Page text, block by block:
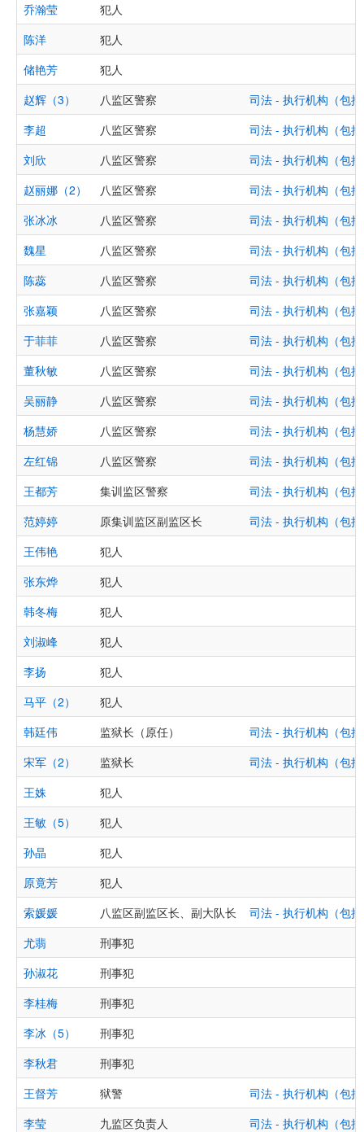
乔瀚莹
犯人
陈洋
犯人
储艳芳
犯人
赵辉（3）
八监区警察
司法 - 执行机构（包
李超
八监区警察
司法 - 执行机构（包
刘欣
八监区警察
司法 - 执行机构（包
赵丽娜（2）
八监区警察
司法 - 执行机构（包
张冰冰
八监区警察
司法 - 执行机构（包
魏星
八监区警察
司法 - 执行机构（包
陈蕊
八监区警察
司法 - 执行机构（包
张嘉颖
八监区警察
司法 - 执行机构（包
于菲菲
八监区警察
司法 - 执行机构（包
董秋敏
八监区警察
司法 - 执行机构（包
吴丽静
八监区警察
司法 - 执行机构（包
杨慧娇
八监区警察
司法 - 执行机构（包
左红锦
八监区警察
司法 - 执行机构（包
王都芳
集训监区警察
司法 - 执行机构（包
范婷婷
原集训监区副监区长
司法 - 执行机构（包
王伟艳
犯人
张东烨
犯人
韩冬梅
犯人
刘淑峰
犯人
李扬
犯人
马平（2）
犯人
韩廷伟
监狱长（原任）
司法 - 执行机构（包
宋军（2）
监狱长
司法 - 执行机构（包
王姝
犯人
王敏（5）
犯人
孙晶
犯人
原竟芳
犯人
索媛媛
八监区副监区长、副大队长
司法 - 执行机构（包
尤翡
刑事犯
孙淑花
刑事犯
李桂梅
刑事犯
李冰（5）
刑事犯
李秋君
刑事犯
王督芳
狱警
司法 - 执行机构（包
李莹
九监区负责人 司法 - 执行机构（包